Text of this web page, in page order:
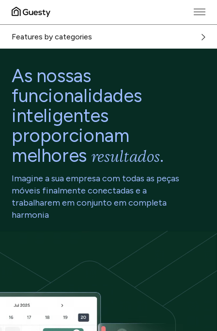
Features by categories
As nossas
funcionalidades
inteligentes
proporcionam
melhores resultados.
Imagine a sua empresa com todas as peças
móveis finalmente conectadas e a
trabalharem em conjunto em completa
harmonia